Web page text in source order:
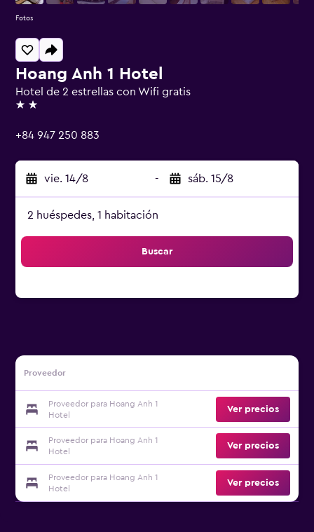
Hoang Anh 1 Hotel
Hotel de 2 estrellas con Wifi gratis
2 estrellas
+84 947 250 883
vie. 14/8 - sáb. 15/8
2 huéspedes, 1 habitación
Buscar
Proveedor
Proveedor para Hoang Anh 1
Hotel
Ver precios
Proveedor para Hoang Anh 1
Hotel
Ver precios
Proveedor para Hoang Anh 1
Hotel
Ver precios
Fotos